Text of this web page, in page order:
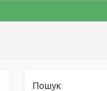
Пошук